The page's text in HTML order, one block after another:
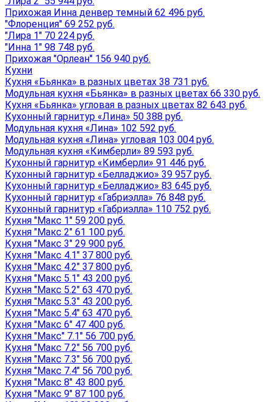
Прихожая Инна денвер темный 62 496 руб.
"Флоренция" 69 252 руб.
"Лира 1" 70 224 руб.
"Инна 1" 98 748 руб.
Прихожая "Орлеан" 156 940 руб.
Кухни
Кухня «Бьянка» в разных цветах 38 731 руб.
Модульная кухня «Бьянка» в разных цветах 66 330 руб.
Кухня «Бьянка» угловая в разных цветах 82 643 руб.
Кухонный гарнитур «Лина» 50 388 руб.
Модульная кухня «Лина» 102 592 руб.
Модульная кухня «Лина» угловая 103 004 руб.
Модульная кухня «Кимберли» 89 593 руб.
Кухонный гарнитур «Кимберли» 91 446 руб.
Кухонный гарнитур «Белладжио» 39 957 руб.
Кухонный гарнитур «Белладжио» 83 645 руб.
Кухонный гарнитур «Габриэлла» 76 848 руб.
Кухонный гарнитур «Габриэлла» 110 752 руб.
Кухня "Макс 1" 59 200 руб.
Кухня "Макс 2" 61 100 руб.
Кухня "Макс 3" 29 900 руб.
Кухня "Макс 4.1" 37 800 руб.
Кухня "Макс 4.2" 37 800 руб.
Кухня "Макс 5.1" 43 200 руб.
Кухня "Макс 5.2" 63 470 руб.
Кухня "Макс 5.3" 43 200 руб.
Кухня "Макс 5.4" 63 470 руб.
Кухня "Макс 6" 47 400 руб.
Кухня "Макс" 7.1" 56 700 руб.
Кухня "Макс 7.2" 56 700 руб.
Кухня "Макс 7.3" 56 700 руб.
Кухня "Макс 7.4" 56 700 руб.
Кухня "Макс 8" 43 800 руб.
Кухня "Макс 9" 87 100 руб.